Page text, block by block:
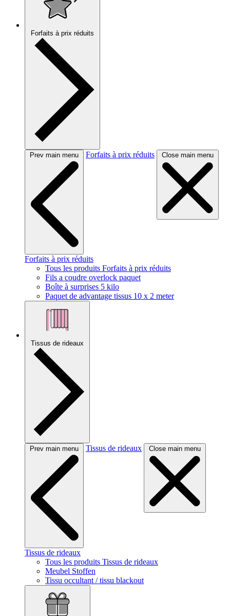
Forfaits à prix réduits
Prev main menu Forfaits à prix réduits Close main menu
Forfaits à prix réduits
Tous les produits Forfaits à prix réduits
Fils a coudre overlock paquet
Boîte à surprises 5 kilo
Paquet de advantage tissus 10 x 2 meter
Tissus de rideaux
Prev main menu Tissus de rideaux Close main menu
Tissus de rideaux
Tous les produits Tissus de rideaux
Meubel Stoffen
Tissu occultant / tissu blackout